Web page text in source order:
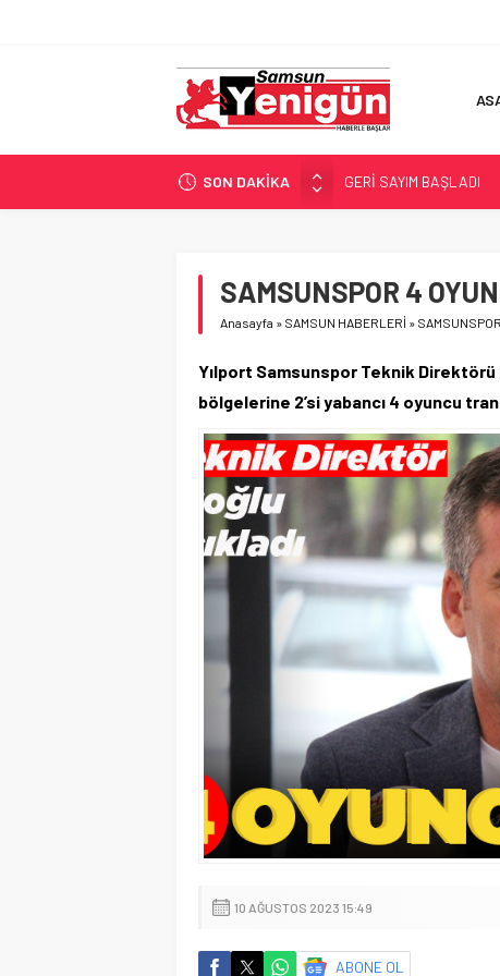
SON DAKİKA
GERİ SAYIM BAŞLADI
SAMSUNSPOR’DA
İŞTE FINDIK FİYATI!
YÖNETİCİ SEÇERKEN
SAMSUNSPOR 4
Anasayfa » SAMSUN HABERLERİ »
Yılport Samsunspor Teknik
bölgelerine 2’si yabancı 4 oyuncu
10 AĞUSTOS 2023 15:49
ABONE OL